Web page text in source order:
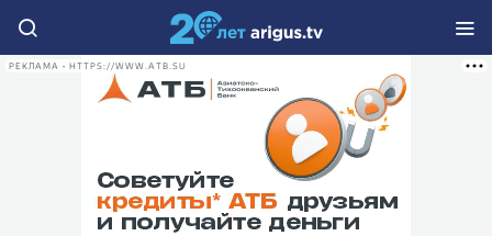
РЕКЛАМА • HTTPS://WWW.ATB.SU